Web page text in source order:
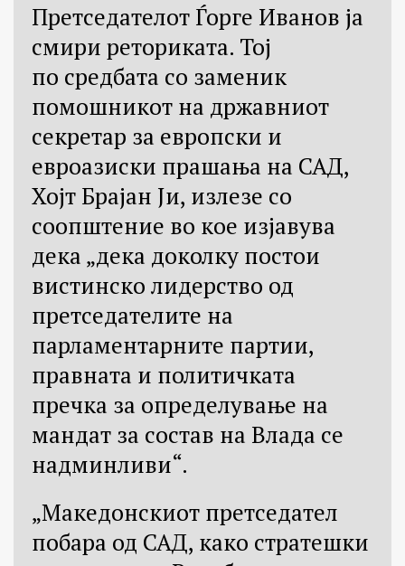
Претседателот Ѓорге Иванов ја
смири реториката. Тој
по средбата со заменик
помошникот на државниот
секретар за европски и
евроазиски прашања на САД,
Хојт Брајан Ји, излезе со
соопштение во кое изјавува
дека „дека доколку постои
вистинско лидерство од
претседателите на
парламентарните партии,
правната и политичката
пречка за определување на
мандат за состав на Влада се
надминливи“.
„Македонскиот претседател
побара од САД, како стратешки